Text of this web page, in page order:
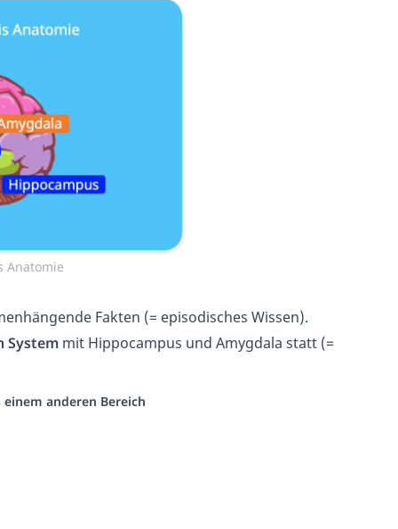
Anatomie
Fakten (= episodisches Wissen).
Systemmit Hippocampus und Amygdala statt (=
anderen Bereich